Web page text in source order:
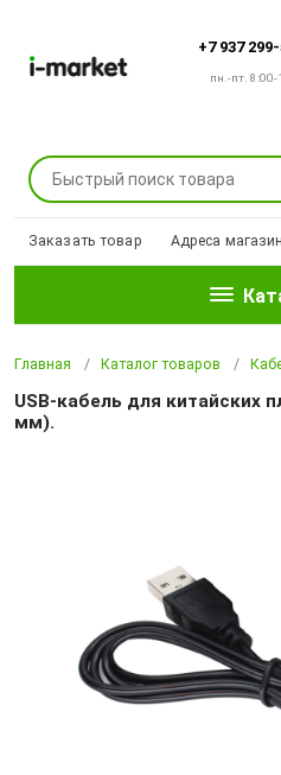
+7 937
пн.-пт. 8:00-
Заказать товар Адреса
Главная Каталог товаров
USB-кабель для китайских
мм).